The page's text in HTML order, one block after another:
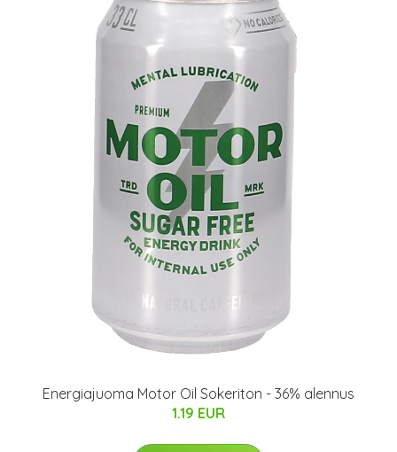
Energiajuoma Motor Oil Sokeriton - 36% alennus
1.19 EUR